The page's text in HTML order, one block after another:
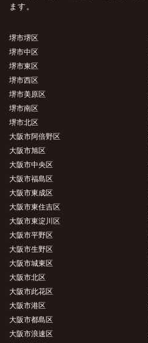
ます。
堺市堺区
堺市中区
堺市東区
堺市西区
堺市美原区
堺市南区
堺市北区
大阪市阿倍野区
大阪市旭区
大阪市中央区
大阪市福島区
大阪市東成区
大阪市東住吉区
大阪市東淀川区
大阪市平野区
大阪市生野区
大阪市城東区
大阪市北区
大阪市此花区
大阪市港区
大阪市都島区
大阪市浪速区